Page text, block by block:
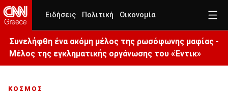
Ειδήσεις Πολιτική Οικονομία
Συνελήφθη ένα ακόμη μέλος της ρωσόφωνης μαφίας -
Μέλος της εγκληματικής οργάνωσης του «Έντικ»
ΚΟΣΜΟΣ